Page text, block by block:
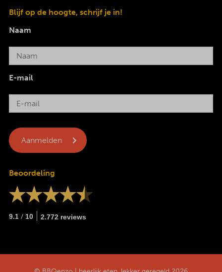
Blijf op de hoogte, schrijf je in!
Naam
E-mail
Beoordeling
9.1 / 10 2.772 reviews